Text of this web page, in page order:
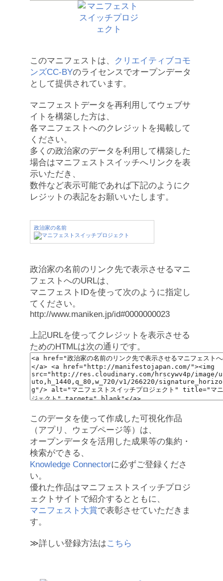
このマニフェストは、
クリエイティブコモ
ンズCC-BYのライセンスでオープンデータ
として提供されています。
マニフェストデータを再利用してウェブサ
イトを構築した方は、
各マニフェストへのクレジットを掲載して
ください。
多くの政治家のデータを利用して構築した
場合はマニフェストスイッチへリンクを表
示いただき、
数件など表示可能であれば下記のようにク
レジットの表記をお願いいたします。
政治家の名前
政治家の名前のリンク先で表示させるマニ
フェストへのURLは、
マニフェストIDを使って次のように指定し
てください。
http://www.maniken.jp/id#0000000023
上記URLを使ってクレジットを表示させる
ためのHTMLは次の通りです。
このデータを使って作成した可視化作品
（アプリ、ウェブページ等）は、
オープンデータを活用した成果等の集約・
検索ができる、
Knowledge Connectorに必ずご登録くださ
い。
優れた作品はマニフェストスイッチプロジ
ェクトサイトで紹介するとともに、
マニフェスト大賞で表彰させていただきま
す。
≫詳しい登録方法はこちら